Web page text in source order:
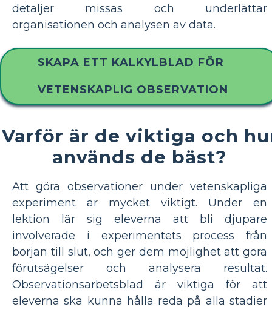
detaljer missas och underlättar
organisationen och analysen av data.
SKAPA ETT KALKYLBLAD FÖR
VETENSKAPLIG OBSERVATION
Varför är de viktiga och
används de bäst?
Att göra observationer under vetenskapliga
experiment är mycket viktigt. Under en
lektion lär sig eleverna att bli djupare
involverade i experimentets process från
början till slut, och ger dem möjlighet att göra
förutsägelser och analysera resultat.
Observationsarbetsblad är viktiga för att
eleverna ska kunna hålla reda på alla stadier